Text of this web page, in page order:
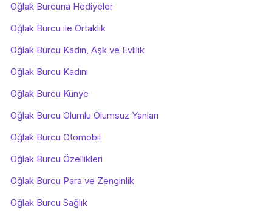
Oğlak Burcuna Hediyeler
Oğlak Burcu ile Ortaklık
Oğlak Burcu Kadın, Aşk ve Evlilik
Oğlak Burcu Kadını
Oğlak Burcu Künye
Oğlak Burcu Olumlu Olumsuz Yanları
Oğlak Burcu Otomobil
Oğlak Burcu Özellikleri
Oğlak Burcu Para ve Zenginlik
Oğlak Burcu Sağlık